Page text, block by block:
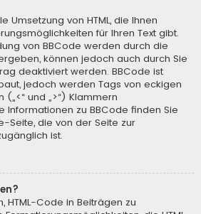
Umsetzung von HTML, die Ihnen
für Ihren Text gibt.
von BBCode werden durch die
können jedoch auch durch Sie
deaktiviert werden. BBCode ist
jedoch werden Tags von eckigen
(„<“ und „>“) Klammern
Informationen zu BBCode finden Sie
Seite, die von der Seite zur
ist.
HTML-Code in Beiträgen zu